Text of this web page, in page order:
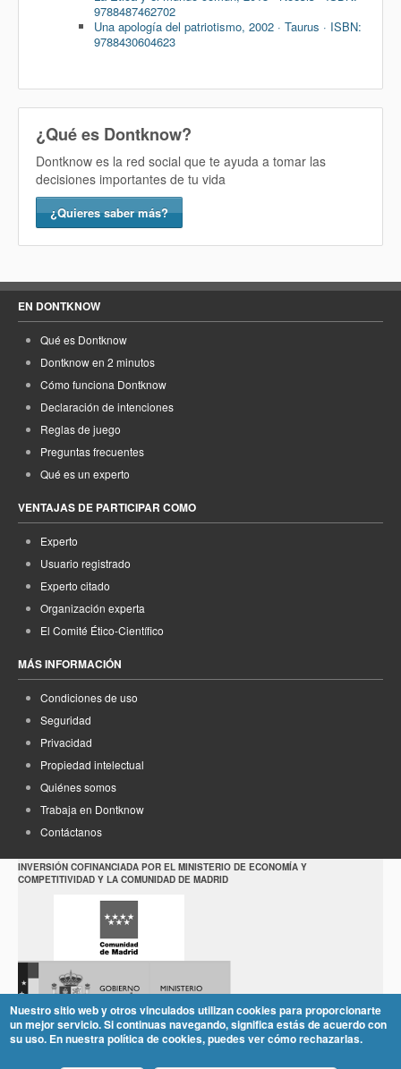
9788487462702
Una apología del patriotismo, 2002 · Taurus · ISBN:
9788430604623
¿Qué es Dontknow?
Dontknow es la red social que te ayuda a tomar las
decisiones importantes de tu vida
¿Quieres saber más?
EN DONTKNOW
Qué es Dontknow
Dontknow en 2 minutos
Cómo funciona Dontknow
Declaración de intenciones
Reglas de juego
Preguntas frecuentes
Qué es un experto
VENTAJAS DE PARTICIPAR COMO
Experto
Usuario registrado
Experto citado
Organización experta
El Comité Ético-Científico
MÁS INFORMACIÓN
Condiciones de uso
Seguridad
Privacidad
Propiedad intelectual
Quiénes somos
Trabaja en Dontknow
Contáctanos
INVERSIÓN COFINANCIADA POR EL MINISTERIO DE ECONOMÍA Y
COMPETITIVIDAD Y LA COMUNIDAD DE MADRID
Nuestro sitio web y otros vinculados utilizan cookies para proporcionarte
un mejor servicio. Si continuas navegando, significa estás de acuerdo con
su uso. En nuestra política de cookies, puedes ver cómo rechazarlas.